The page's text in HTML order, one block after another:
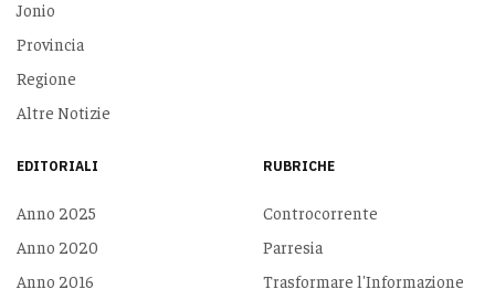
Jonio
Provincia
Regione
Altre Notizie
EDITORIALI
Anno 2025
Anno 2020
Anno 2016
RUBRICHE
Controcorrente
Parresia
Trasformare l'Informazione